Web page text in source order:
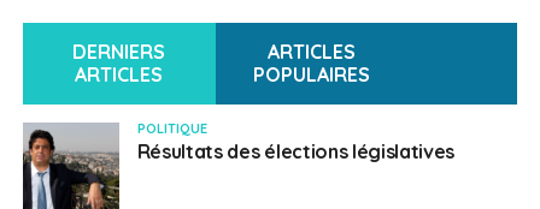
DERNIERS
ARTICLES
ARTICLES
POPULAIRES
POLITIQUE
Résultats des élections législatives